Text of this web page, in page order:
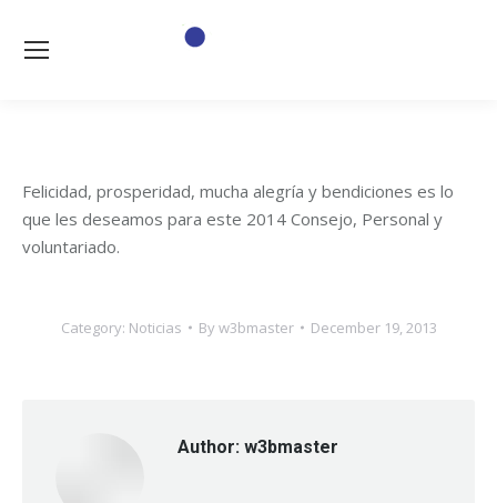
Felicidad, prosperidad, mucha alegría y bendiciones es lo
que les deseamos para este 2014 Consejo, Personal y
voluntariado.
Category: Noticias Byw3bmaster December 19, 2013
Author: w3bmaster